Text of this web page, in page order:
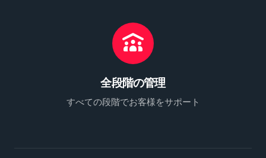
全段階の管理
すべての段階でお客様をサポート